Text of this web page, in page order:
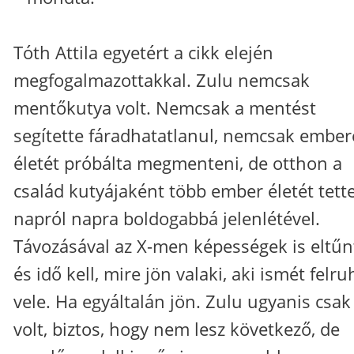
Tóth Attila egyetért a cikk elején
megfogalmazottakkal. Zulu nemcsak
mentőkutya volt. Nemcsak a mentést
segítette fáradhatatlanul, nemcsak
életét próbálta megmenteni, de otthon a
család kutyájaként több ember életét
napról napra boldogabbá jelenlétével.
Távozásával az X-men képességek is
és idő kell, mire jön valaki, aki ismét
vele. Ha egyáltalán jön. Zulu ugyanis
volt, biztos, hogy nem lesz következő, de